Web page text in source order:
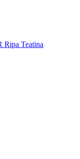
Ripa Teatina